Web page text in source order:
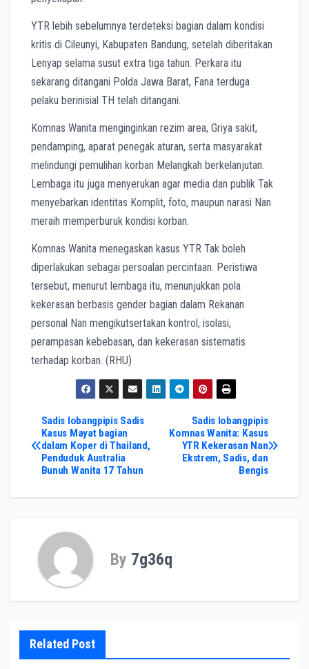
YTR lebih sebelumnya terdeteksi bagian dalam kondisi
kritis di Cileunyi, Kabupaten Bandung, setelah diberitakan
Lenyap selama susut extra tiga tahun. Perkara itu
sekarang ditangani Polda Jawa Barat, Fana terduga
pelaku berinisial TH telah ditangani.
Komnas Wanita menginginkan rezim area, Griya sakit,
pendamping, aparat penegak aturan, serta masyarakat
melindungi pemulihan korban Melangkah berkelanjutan.
Lembaga itu juga menyerukan agar media dan publik Tak
menyebarkan identitas Komplit, foto, maupun narasi Nan
meraih memperburuk kondisi korban.
Komnas Wanita menegaskan kasus YTR Tak boleh
diperlakukan sebagai persoalan percintaan. Peristiwa
tersebut, menurut lembaga itu, menunjukkan pola
kekerasan berbasis gender bagian dalam Rekanan
personal Nan mengikutsertakan kontrol, isolasi,
perampasan kebebasan, dan kekerasan sistematis
terhadap korban. (RHU)
Post
navigation
Sadis lobangpipis
Komnas Wanita: Kasus
YTR Kekerasan Nan
Ekstrem, Sadis, dan
Bengis
Sadis lobangpipis Sadis
Kasus Mayat bagian
dalam Koper di Thailand,
Penduduk Australia
Bunuh Wanita 17 Tahun
By 7g36q
Related Post